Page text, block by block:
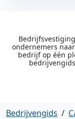
ondernemers
bedrijf op één
Bedrijvengids /